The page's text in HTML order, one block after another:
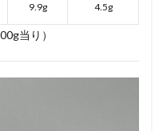
9.9g 4.5g
当り）